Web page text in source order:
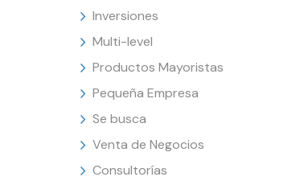
Inversiones
Multi-level
Productos Mayoristas
Pequeña Empresa
Se busca
Venta de Negocios
Consultorías